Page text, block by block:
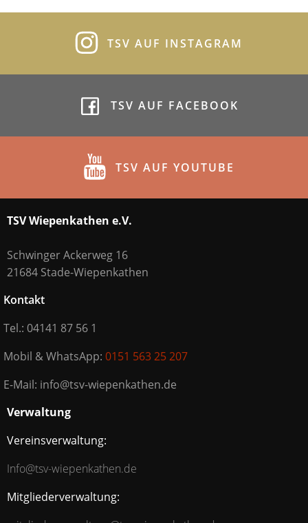
TSV AUF INSTAGRAM
TSV AUF FACEBOOK
TSV AUF YOUTUBE
TSV Wiepenkathen e.V.
Schwinger Ackerweg 16
21684 Stade-Wiepenkathen
Kontakt
Tel.: 04141 87 56 1
Mobil & WhatsApp: 0151 563 25 207
E-Mail: info@tsv-wiepenkathen.de
Verwaltung
Vereinsverwaltung:
Info@tsv-wiepenkathen.de
Mitgliederverwaltung: